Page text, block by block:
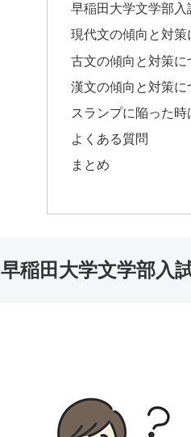
早稲田大学文学部
現代文の傾向と対策
古文の傾向と対策に
漢文の傾向と対策に
スランプに陥った時
よくある質問
まとめ
早稲田大学文学部入